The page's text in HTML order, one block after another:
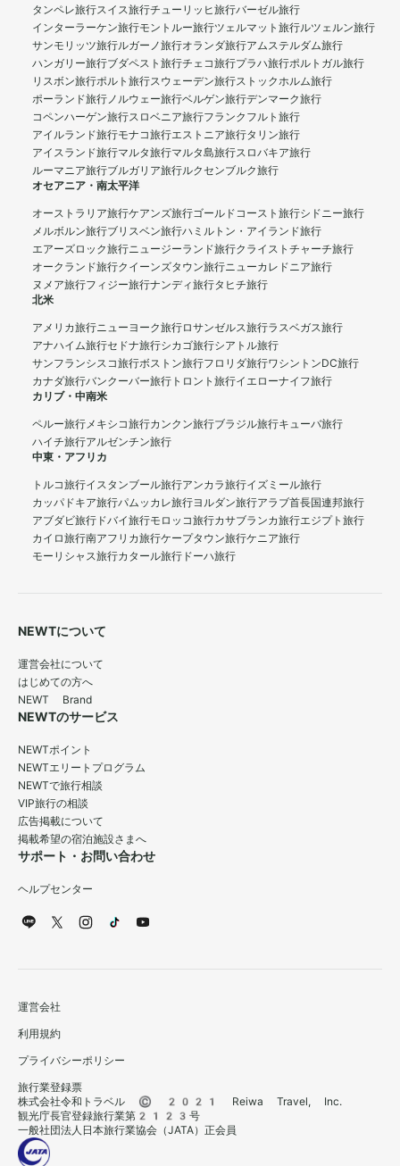
タンペレ旅行スイス旅行チューリッヒ旅行バーゼル旅行
インターラーケン旅行モントルー旅行ツェルマット旅行ルツェルン旅行
サンモリッツ旅行ルガーノ旅行オランダ旅行アムステルダム旅行
ハンガリー旅行ブダペスト旅行チェコ旅行プラハ旅行ポルトガル旅行
リスボン旅行ポルト旅行スウェーデン旅行ストックホルム旅行
ポーランド旅行ノルウェー旅行ベルゲン旅行デンマーク旅行
コペンハーゲン旅行スロベニア旅行フランクフルト旅行
アイルランド旅行モナコ旅行エストニア旅行タリン旅行
アイスランド旅行マルタ旅行マルタ島旅行スロバキア旅行
ルーマニア旅行ブルガリア旅行ルクセンブルク旅行
オセアニア・南太平洋
オーストラリア旅行ケアンズ旅行ゴールドコースト旅行シドニー旅行
メルボルン旅行ブリスベン旅行ハミルトン・アイランド旅行
エアーズロック旅行ニュージーランド旅行クライストチャーチ旅行
オークランド旅行クイーンズタウン旅行ニューカレドニア旅行
ヌメア旅行フィジー旅行ナンディ旅行タヒチ旅行
北米
アメリカ旅行ニューヨーク旅行ロサンゼルス旅行ラスベガス旅行
アナハイム旅行セドナ旅行シカゴ旅行シアトル旅行
サンフランシスコ旅行ボストン旅行フロリダ旅行ワシントンDC旅行
カナダ旅行バンクーバー旅行 トロント旅行イエローナイフ旅行
カリブ・中南米
ペルー旅行メキシコ旅行カンクン旅行ブラジル旅行キューバ旅行
ハイチ旅行アルゼンチン旅行
中東・アフリカ
トルコ旅行イスタンブール旅行アンカラ旅行イズミール旅行
カッパドキア旅行パムッカレ旅行ヨルダン旅行アラブ首長国連邦旅行
アブダビ旅行 ドバイ旅行モロッコ旅行カサブランカ旅行エジプト旅行
カイロ旅行南アフリカ旅行ケープタウン旅行ケニア旅行
モーリシャス旅行カタール旅行 ドーハ旅行
NEWTについて
運営会社について
はじめての方へ
NEWT Brand
NEWTのサービス
NEWTポイント
NEWTエリートプログラム
NEWTで旅行相談
VIP旅行の相談
広告掲載について
掲載希望の宿泊施設さまへ
サポート・お問い合わせ
ヘルプセンター
運営会社
利用規約
プライバシーポリシー
旅行業登録票
株式会社令和トラベル © 2021 Reiwa Travel, Inc.
観光庁長官登録旅行業第2123号
一般社団法人日本旅行業協会（JATA）正会員